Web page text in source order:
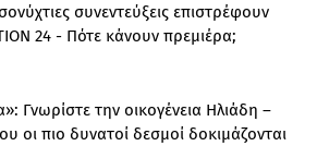
συνεντεύξεις επιστρέφουν
24 - Πότε κάνουν πρεμιέρα;
Γνωρίστε την οικογένεια Ηλιάδη –
οι πιο δυνατοί δεσμοί δοκιμάζονται